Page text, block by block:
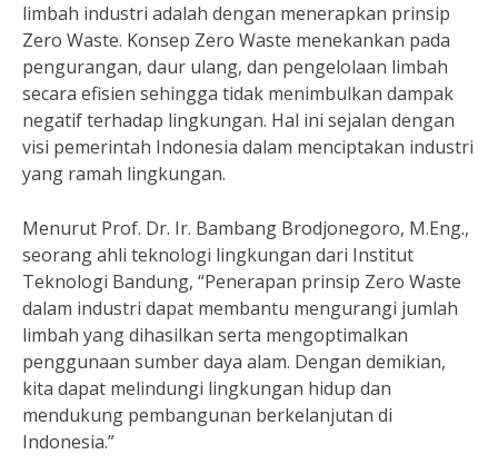
limbah industri adalah dengan menerapkan prinsip
Zero Waste. Konsep Zero Waste menekankan pada
pengurangan, daur ulang, dan pengelolaan limbah
secara efisien sehingga tidak menimbulkan dampak
negatif terhadap lingkungan. Hal ini sejalan dengan
visi pemerintah Indonesia dalam menciptakan industri
yang ramah lingkungan.
Menurut Prof. Dr. Ir. Bambang Brodjonegoro, M.Eng.,
seorang ahli teknologi lingkungan dari Institut
Teknologi Bandung, “Penerapan prinsip Zero Waste
dalam industri dapat membantu mengurangi jumlah
limbah yang dihasilkan serta mengoptimalkan
penggunaan sumber daya alam. Dengan demikian,
kita dapat melindungi lingkungan hidup dan
mendukung pembangunan berkelanjutan di
Indonesia.”